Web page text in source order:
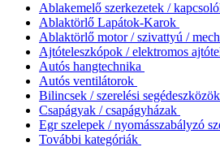
Ablakemelő szerkezetek /
Ablaktörlő Lapátok-Karok
Ablaktörlő motor / szivattyú /
Ajtóteleszkópok / elektromos
Autós hangtechnika
Autós ventilátorok
Bilincsek / szerelési segédeszközök
Csapágyak / csapágyházak
Egr szelepek / nyomásszabályzó
További kategóriák